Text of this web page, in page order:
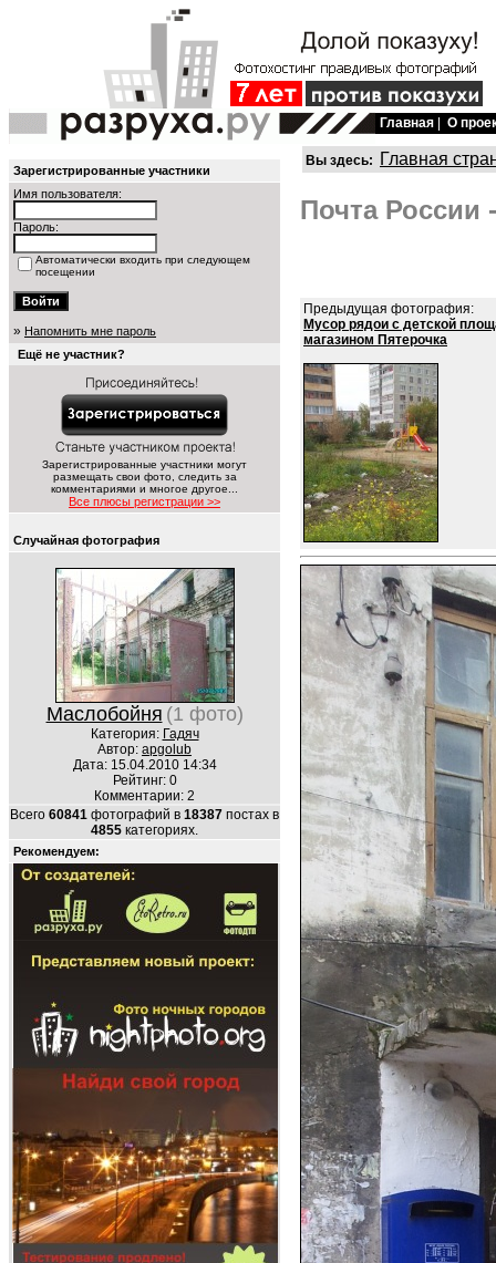
Главная О
Зарегистрированные участники
Имя пользователя:
Пароль:
Автоматически входить при следующем
посещении
» Напомнить мне пароль
Ещё не участник?
Зарегистрированные участники могут
размещать свои фото, следить за
комментариями и многое другое...
Все плюсы регистрации >>
Случайная фотография
Маслобойня (1 фото)
Категория: Гадяч
Автор: apgolub
Дата: 15.04.2010 14:34
Рейтинг: 0
Комментарии: 2
Всего 60841 фотографий в 18387 постах в
4855 категориях.
Рекомендуем:
Вы здесь: Главная
Почта России
Предыдущая фотография:
Мусор рядои с детской
магазином Пятерочка